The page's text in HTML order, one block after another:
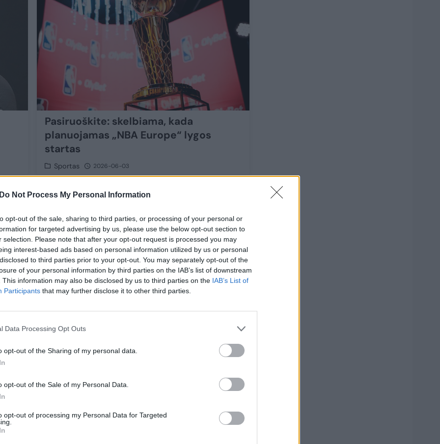
Do Not Process My Personal Information
opt-out of the sale, sharing to third parties, or processing of your personal or
for targeted advertising by us, please use the below opt-out section to
selection. Please note that after your opt-out request is processed you may
interest-based ads based on personal information utilized by us or personal
to third parties prior to your opt-out. You may separately opt-out of the
of your personal information by third parties on the IAB’s list of downstream
This information may also be disclosed by us to third parties on the IAB’s List of
Participants that may further disclose it to other third parties.
Data Processing Opt Outs
opt-out of the Sharing of my personal data.
opt-out of the Sale of my Personal Data.
opt-out of processing my Personal Data for Targeted
Pasiruoškite: skelbiama, kada
planuojamas „NBA Europe“ lygos
startas
Sportas 2026-06-03
1
A. Tapinas
internete –
2026-04-01
Susidomėjimas „NBA
jungtis nori daugiau nei 120
Sportas
1